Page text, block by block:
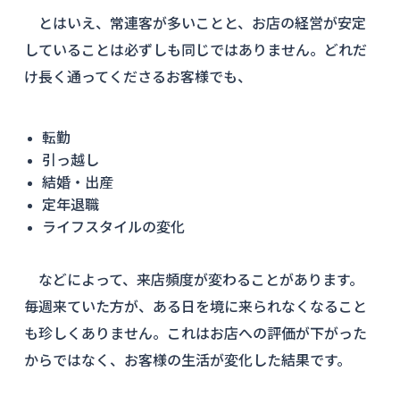
とはいえ、常連客が多いことと、お店の経営が安定
していることは必ずしも同じではありません。どれだ
け長く通ってくださるお客様でも、
転勤
引っ越し
結婚・出産
定年退職
ライフスタイルの変化
などによって、来店頻度が変わることがあります。
毎週来ていた方が、ある日を境に来られなくなること
も珍しくありません。これはお店への評価が下がった
からではなく、お客様の生活が変化した結果です。